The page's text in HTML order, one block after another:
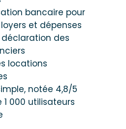
bancaire pour
et dépenses
des
locations
notée 4,8/5
1 000 utilisateurs